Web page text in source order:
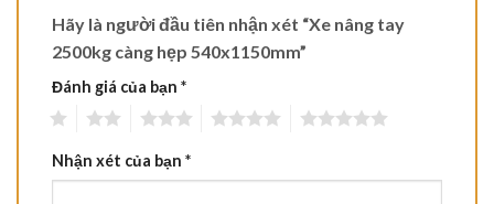
Hãy là người đầu tiên nhận xét “Xe nâng tay
2500kg càng hẹp 540x1150mm”
Đánh giá của bạn *
Nhận xét của bạn *